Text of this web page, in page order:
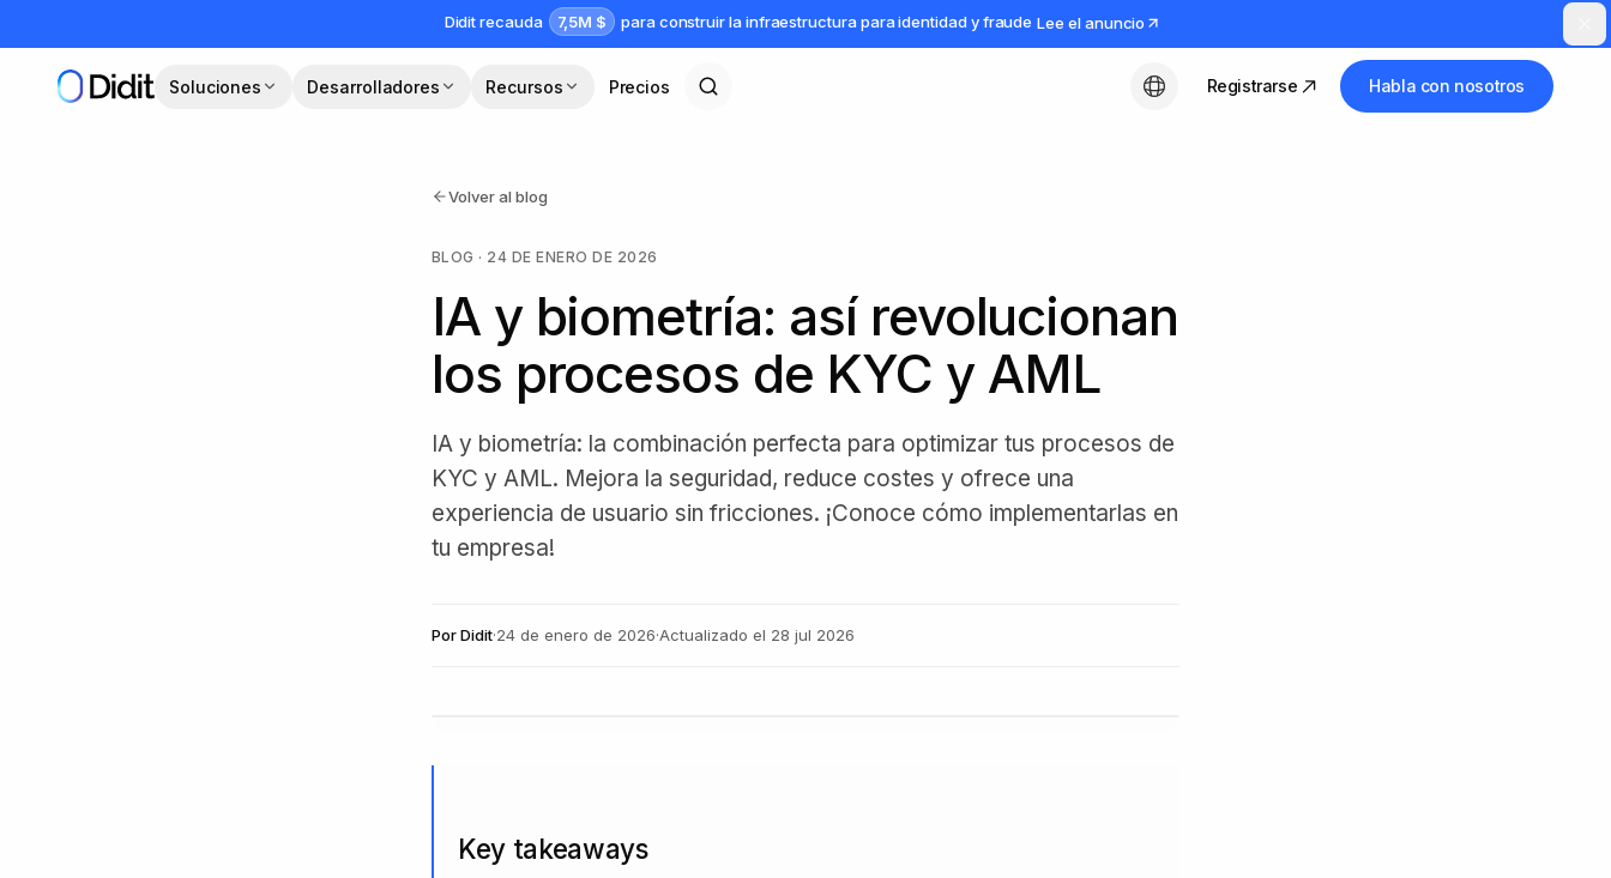
Didit recauda 7,5M $ para construir la infraestructura para identidad y fraude Lee el anuncio
Soluciones Desarrolladores Recursos Precios
Español
Registrarse Habla con nosotros
Volver al blog
BLOG · 24 DE ENERO DE 2026
IA y biometría: así revolucionan
los procesos de KYC y AML
IA y biometría: la combinación perfecta para optimizar tus procesos de
KYC y AML. Mejora la seguridad, reduce costes y ofrece una
experiencia de usuario sin fricciones. ¡Conoce cómo implementarlas en
tu empresa!
PorDidit·24 de enero de 2026·Actualizado el 28 jul 2026
Key takeaways